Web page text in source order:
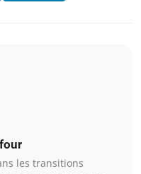
les transitions